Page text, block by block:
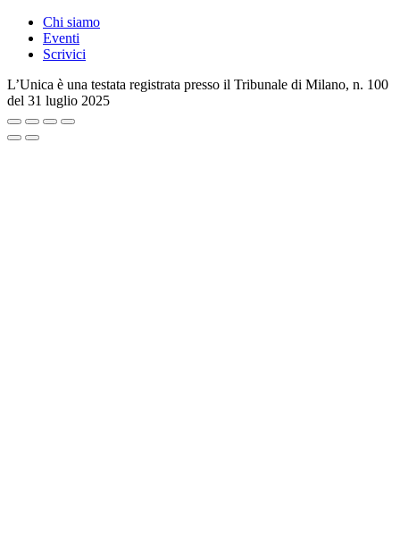
Chi siamo
Eventi
Scrivici
L’Unica è una testata registrata presso il Tribunale di Milano, n. 100
del 31 luglio 2025